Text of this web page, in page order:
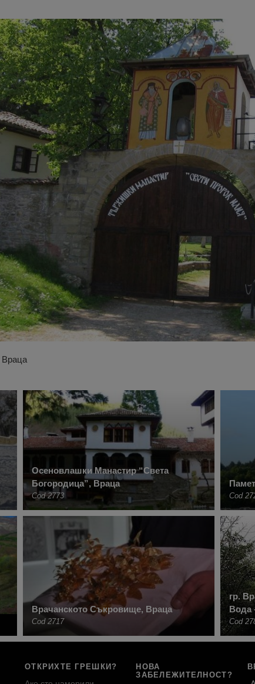
Враца
Осеновлашки Манастир “Света
Богородица”, Враца
Cod 2773 Cod
Врачанското Съкровище, Враца
Cod 2717
гр.
Вода
Cod
ОТКРИХТЕ ГРЕШКИ?
НОВА
ЗАБЕЛЕЖИТЕЛНОСТ?